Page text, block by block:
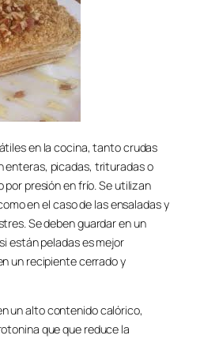
en la cocina, tanto crudas
enteras, picadas, trituradas o
presión en frío. Se utilizan
en el caso de las ensaladas y
Se deben guardar en un
están peladas es mejor
un recipiente cerrado y
un alto contenido calórico,
que que reduce la